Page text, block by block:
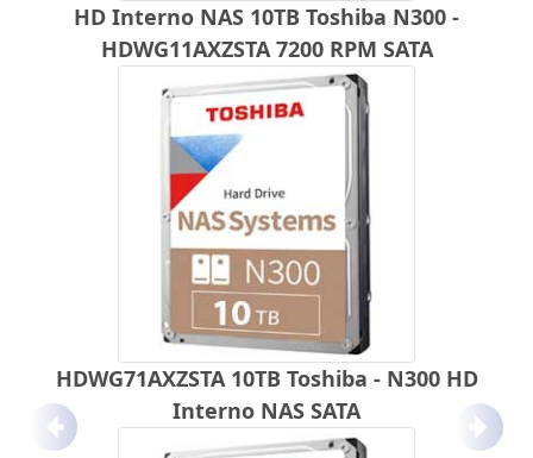
HD Interno NAS 10TB Toshiba N300 -
HDWG11AXZSTA 7200 RPM SATA
HDWG71AXZSTA 10TB Toshiba - N300 HD
Interno NAS SATA
Anterior